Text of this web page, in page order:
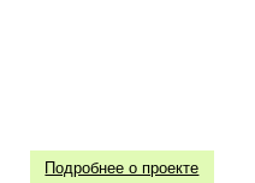
Подробнее о проекте